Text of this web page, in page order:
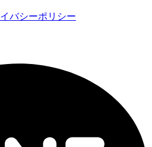
バシーポリシー